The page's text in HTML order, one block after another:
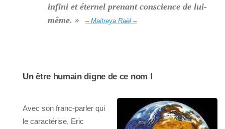
infini et éternel prenant conscience de lui-
même. »
– Maitreya Raël –
Un être humain digne de ce nom !
Avec son franc-parler qui
le caractérise, Eric